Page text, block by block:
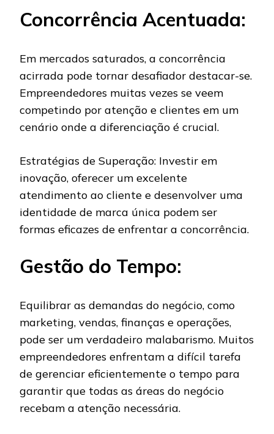
Concorrência Acentuada:
Em mercados saturados, a concorrência
acirrada pode tornar desafiador destacar-se.
Empreendedores muitas vezes se veem
competindo por atenção e clientes em um
cenário onde a diferenciação é crucial.
Estratégias de Superação: Investir em
inovação, oferecer um excelente
atendimento ao cliente e desenvolver uma
identidade de marca única podem ser
formas eficazes de enfrentar a concorrência.
Gestão do Tempo:
Equilibrar as demandas do negócio, como
marketing, vendas, finanças e operações,
pode ser um verdadeiro malabarismo. Muitos
empreendedores enfrentam a difícil tarefa
de gerenciar eficientemente o tempo para
garantir que todas as áreas do negócio
recebam a atenção necessária.